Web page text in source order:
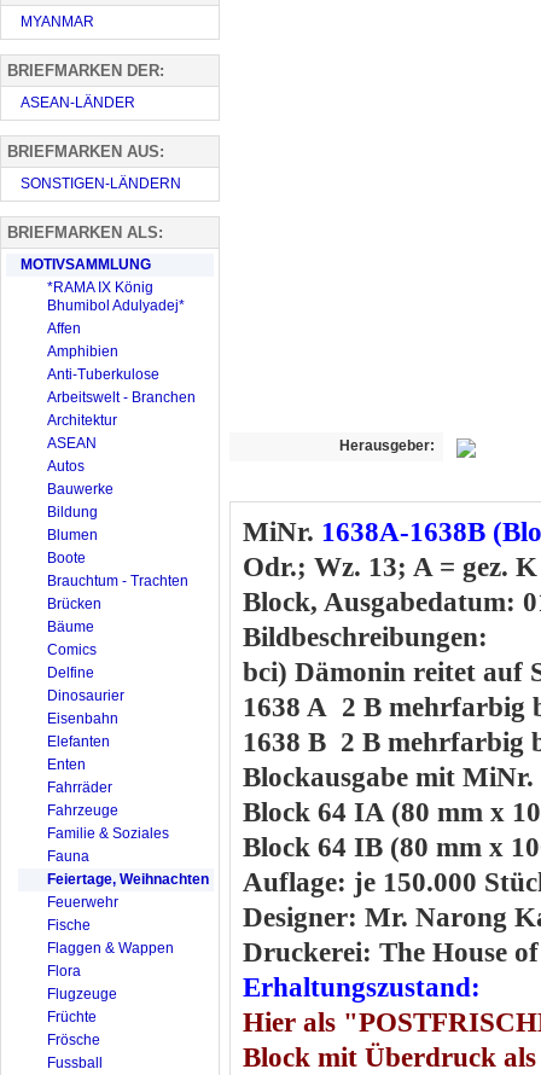
Herausgeber:
MiNr. 1638A-1638B
Odr.; Wz. 13; A = gez.
Block, Ausgabedatum:
Bildbeschreibungen:
bci) Dämonin reitet auf
1638 A 2 B mehrfarbig
1638 B 2 B mehrfarbig
Blockausgabe mit MiNr.
Block 64 IA (80 mm x
Block 64 IB (80 mm x
Auflage: je 150.000
Designer: Mr. Narong
Druckerei: The House
Erhaltungszustand:
Hier als
Block mit Überdruck
MYANMAR
BRIEFMARKEN DER:
ASEAN-LÄNDER
BRIEFMARKEN AUS:
SONSTIGEN-LÄNDERN
BRIEFMARKEN ALS:
MOTIVSAMMLUNG
*RAMA IX König
Bhumibol Adulyadej*
Affen
Amphibien
Anti-Tuberkulose
Arbeitswelt - Branchen
Architektur
ASEAN
Autos
Bauwerke
Bildung
Blumen
Boote
Brauchtum - Trachten
Brücken
Bäume
Comics
Delfine
Dinosaurier
Eisenbahn
Elefanten
Enten
Fahrräder
Fahrzeuge
Familie & Soziales
Fauna
Feiertage, Weihnachten
Feuerwehr
Fische
Flaggen & Wappen
Flora
Flugzeuge
Früchte
Frösche
Fussball